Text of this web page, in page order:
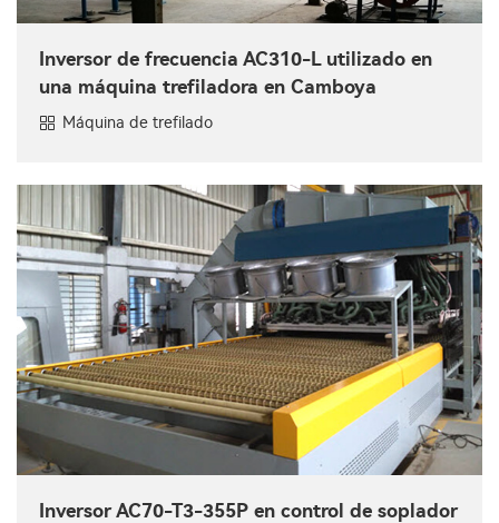
Inversor de frecuencia AC310-L utilizado en
una máquina trefiladora en Camboya
Máquina de trefilado
Inversor AC70-T3-355P en control de soplador